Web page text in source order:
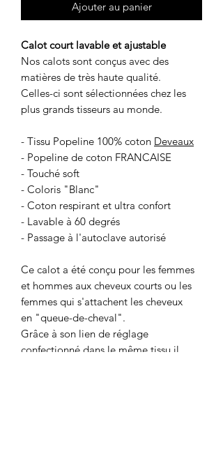
Ajouter au panier
Calot court lavable et ajustable
Nos calots sont conçus avec des
matières de très haute qualité.
Celles-ci sont sélectionnées chez les
plus grands tisseurs au monde.
- Tissu Popeline 100% coton Deveaux
- Popeline de coton FRANCAISE
- Touché soft
- Coloris "Blanc"
- Coton respirant et ultra confort
- Lavable à 60 degrés
- Passage à l'autoclave autorisé
Ce calot a été conçu pour les femmes
et hommes aux cheveux courts ou les
femmes qui s'attachent les cheveux
en "queue-de-cheval".
Grâce à son lien de réglage
confectionné dans le même tissu il